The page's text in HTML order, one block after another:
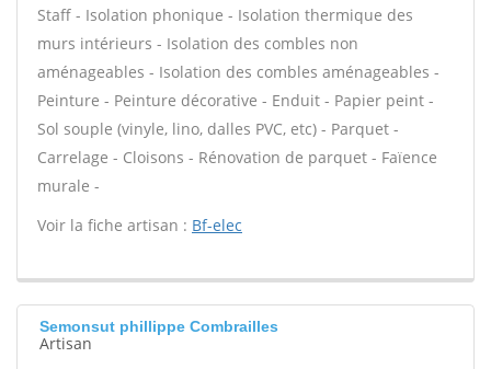
Staff - Isolation phonique - Isolation thermique des
murs intérieurs - Isolation des combles non
aménageables - Isolation des combles aménageables -
Peinture - Peinture décorative - Enduit - Papier peint -
Sol souple (vinyle, lino, dalles PVC, etc) - Parquet -
Carrelage - Cloisons - Rénovation de parquet - Faïence
murale -
Voir la fiche artisan : Bf-elec
Semonsut phillippe Combrailles
Artisan